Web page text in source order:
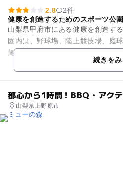
2.8
2件
健康を創造するためのスポーツ公園
山梨県甲府市にある健康を創造す
園内は、野球場、陸上競技場、庭
施設を備えています。野球場は、
盛んに利用されています。陸...
続きをみ
都心から1時間！BBQ・アク
山梨県上野原市